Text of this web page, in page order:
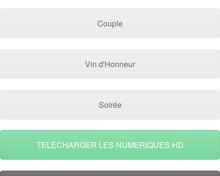
Couple
Vin d'Honneur
Soirée
TELECHARGER LES NUMERIQUES HD